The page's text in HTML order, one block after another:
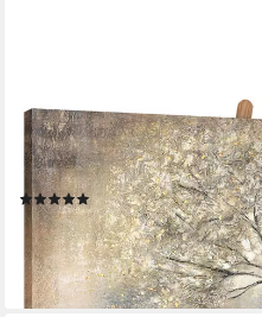
YS-ART
Gemälde Goldbaum, Abstrakte
Gold Baum Stammbaum Braun
(22)
ab 179,90 €
lieferbar - in 2-3 Werktagen bei dir